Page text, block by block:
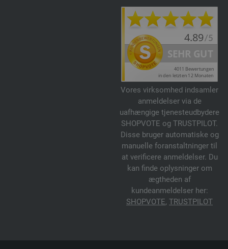
Vores virksomhed indsamler
anmeldelser via de
uafhængige tjenesteudbydere
SHOPVOTE og TRUSTPILOT.
Disse bruger automatiske og
manuelle foranstaltninger til
at verificere anmeldelser. Du
kan finde oplysninger om
ægtheden af
kundeanmeldelser her:
SHOPVOTE, TRUSTPILOT